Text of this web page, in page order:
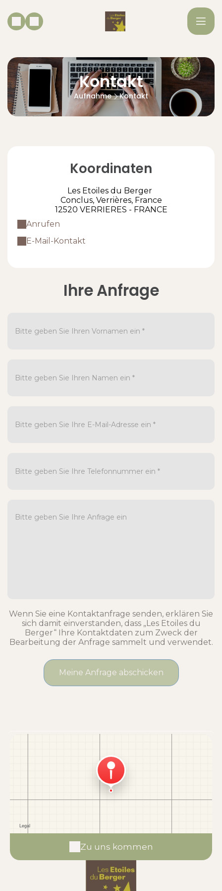
Kontakt
Aufnahme Kontakt
Ihre Anfrage
Wenn Sie eine Kontaktanfrage senden, erklären Sie
sich damit einverstanden, dass „Les Etoiles du
Berger“ Ihre Kontaktdaten zum Zweck der
Bearbeitung der Anfrage sammelt und verwendet.
Koordinaten
Les Etoiles du Berger
Conclus, Verrières, France
12520 VERRIERES - FRANCE
Anrufen
E-Mail-Kontakt
Zu uns kommen